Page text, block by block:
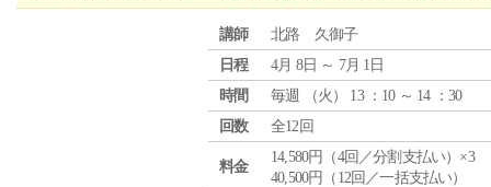
講師
北路 久御子
日程
4月 8日 ～ 7月 1日
時間
毎週 （火 ） 13 ：10 ～ 14 ：30
回数
全12回
料金
14,580円（4回／分割支払い）×3
40,500円（12回／一括支払い）